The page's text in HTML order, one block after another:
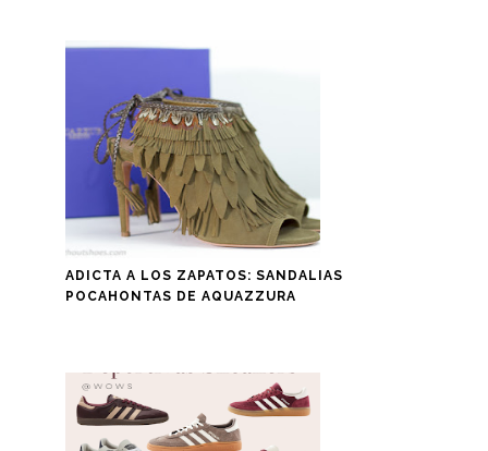
ADICTA A LOS ZAPATOS: SANDALIAS
POCAHONTAS DE AQUAZZURA